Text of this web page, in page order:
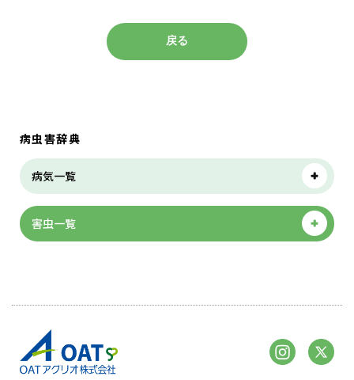
戻る
病虫害辞典
病気一覧
害虫一覧